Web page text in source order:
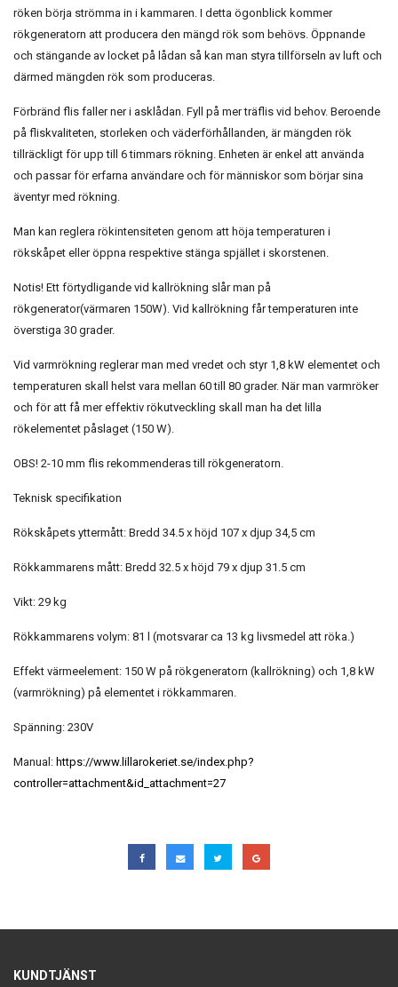
röken börja strömma in i kammaren. I detta ögonblick kommer
rökgeneratorn att producera den mängd rök som behövs. Öppnande
och stängande av locket på lådan så kan man styra tillförseln av luft och
därmed mängden rök som produceras.
Förbränd flis faller ner i asklådan. Fyll på mer träflis vid behov. Beroende
på fliskvaliteten, storleken och väderförhållanden, är mängden rök
tillräckligt för upp till 6 timmars rökning. Enheten är enkel att använda
och passar för erfarna användare och för människor som börjar sina
äventyr med rökning.
Man kan reglera rökintensiteten genom att höja temperaturen i
rökskåpet eller öppna respektive stänga spjället i skorstenen.
Notis! Ett förtydligande vid kallrökning slår man på
rökgenerator(värmaren 150W). Vid kallrökning får temperaturen inte
överstiga 30 grader.
Vid varmrökning reglerar man med vredet och styr 1,8 kW elementet och
temperaturen skall helst vara mellan 60 till 80 grader. När man varmröker
och för att få mer effektiv rökutveckling skall man ha det lilla
rökelementet påslaget (150 W).
OBS! 2-10 mm flis rekommenderas till rökgeneratorn.
Teknisk specifikation
Rökskåpets yttermått: Bredd 34.5 x höjd 107 x djup 34,5 cm
Rökkammarens mått: Bredd 32.5 x höjd 79 x djup 31.5 cm
Vikt: 29 kg
Rökkammarens volym: 81 l (motsvarar ca 13 kg livsmedel att röka.)
Effekt värmeelement: 150 W på rökgeneratorn (kallrökning) och 1,8 kW
(varmrökning) på elementet i rökkammaren.
Spänning: 230V
Manual: https://www.lillarokeriet.se/index.php?
controller=attachment&id_attachment=27
KUNDTJÄNST